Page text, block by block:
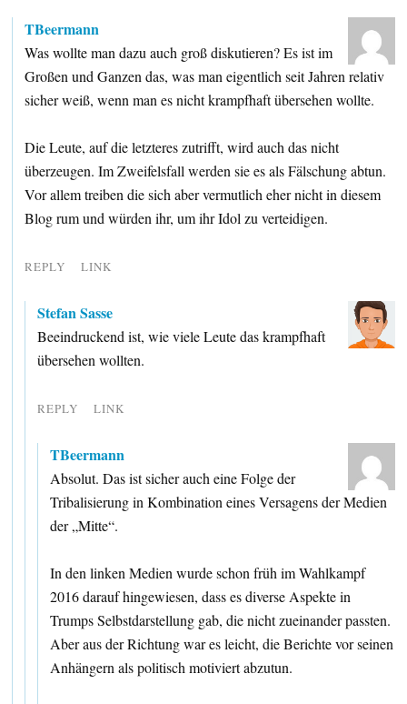
TBeermann
Was wollte man dazu auch groß diskutieren? Es ist im
Großen und Ganzen das, was man eigentlich seit Jahren relativ
sicher weiß, wenn man es nicht krampfhaft übersehen wollte.
Die Leute, auf die letzteres zutrifft, wird auch das nicht
überzeugen. Im Zweifelsfall werden sie es als Fälschung abtun.
Vor allem treiben die sich aber vermutlich eher nicht in diesem
Blog rum und würden ihr, um ihr Idol zu verteidigen.
REPLY LINK
Stefan Sasse
Beeindruckend ist, wie viele Leute das krampfhaft
übersehen wollten.
REPLY LINK
TBeermann
Absolut. Das ist sicher auch eine Folge der
Tribalisierung in Kombination eines Versagens der Medien
der „Mitte“.
In den linken Medien wurde schon früh im Wahlkampf
2016 darauf hingewiesen, dass es diverse Aspekte in
Trumps Selbstdarstellung gab, die nicht zueinander passten.
Aber aus der Richtung war es leicht, die Berichte vor seinen
Anhängern als politisch motiviert abzutun.